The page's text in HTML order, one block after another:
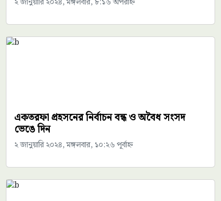
একতরফা প্রহসনের নির্বাচন বন্ধ ও অবৈধ সংসদ
ভেঙে দিন
২ জানুয়ারি ২০২৪, মঙ্গলবার, ১০:২৬ পূর্বাহ্ন